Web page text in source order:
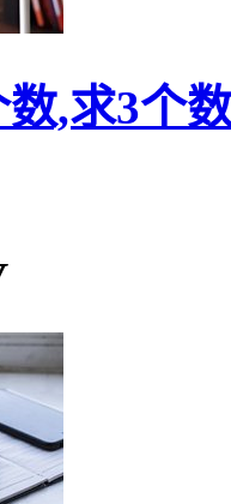
,求3个